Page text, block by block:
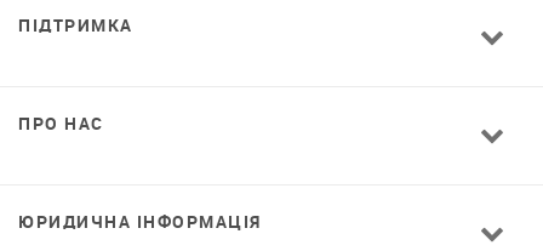
ПІДТРИМКА
ПРО НАС
ЮРИДИЧНА ІНФОРМАЦІЯ